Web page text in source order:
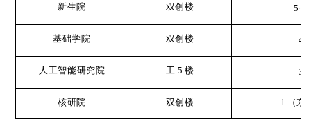
新生院 双创楼 5~6
基础学院 双创楼 4
人工智能研究院 工 5 楼 3
核研院 双创楼 1 （东